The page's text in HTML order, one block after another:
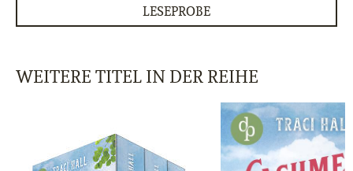
LESEPROBE
WEITERE TITEL IN DER REIHE